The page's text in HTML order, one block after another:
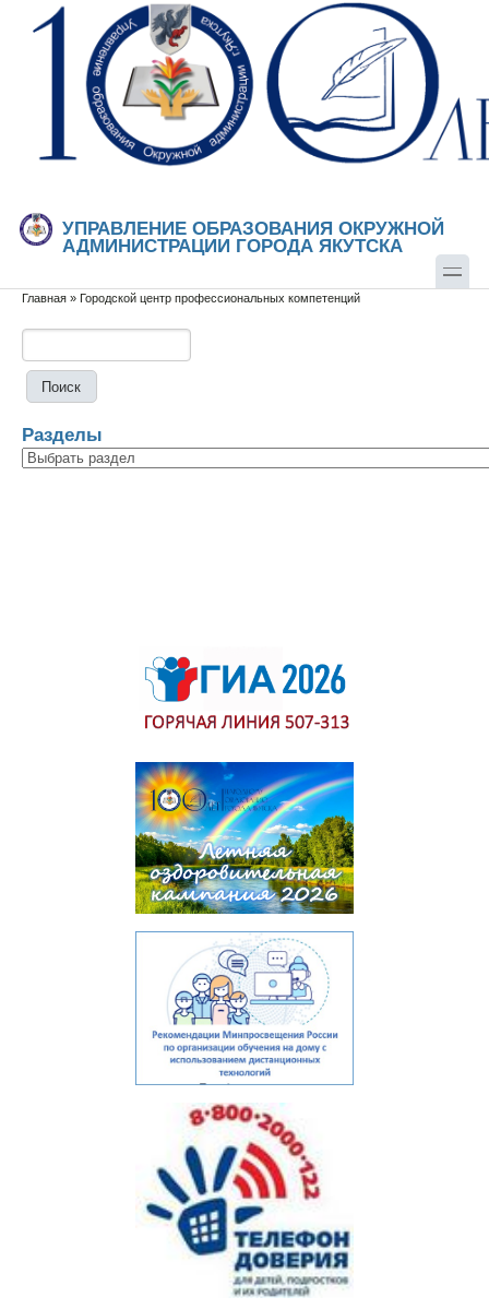
Перейти к основному содержанию
Skip to search
УПРАВЛЕНИЕ ОБРАЗОВАНИЯ ОКРУЖНОЙ
АДМИНИСТРАЦИИ ГОРОДА ЯКУТСКА
Вы здесь
Главная » Городской центр профессиональных компетенций
Разделы